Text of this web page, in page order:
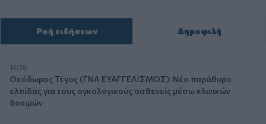
Ροή ειδήσεων Δημοφιλή
14:38
Θεόδωρος Τέγος (ΓΝΑ ΕΥΑΓΓΕΛΙΣΜΟΣ): Νέο παράθυρο
ελπίδας για τους ογκολογικούς ασθενείς μέσω κλινικών
δοκιμών